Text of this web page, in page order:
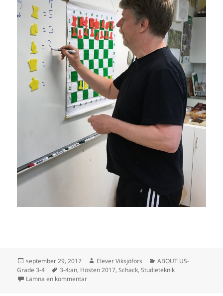
Postat
september 29, 2017 Författare
Elever Viksjöfors Kategorier
ABOUT US-
Grade 3-4
Taggar
3-4:an, Hösten 2017,Schack,Studieteknik
Lämna en kommentartill Per och Kenneth